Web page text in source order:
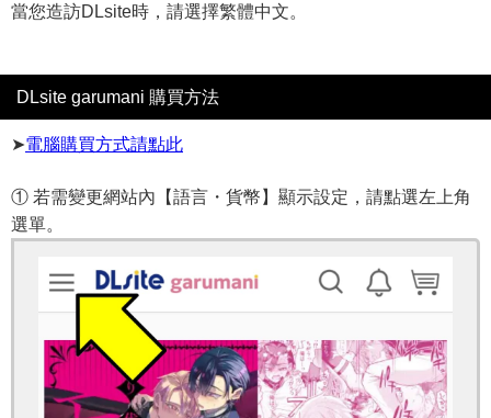
當您造訪DLsite時，請選擇繁體中文。
DLsite garumani 購買方法
➤電腦購買方式請點此
① 若需變更網站內【語言・貨幣】顯示設定，請點選左上角
選單。